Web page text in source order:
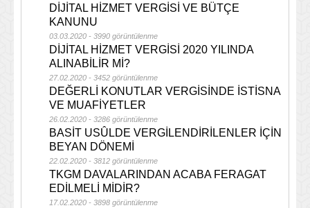
DİJİTAL HİZMET VERGİSİ VE BÜTÇE
KANUNU
03.03.2020 - 3990 görüntülenme
DİJİTAL HİZMET VERGİSİ 2020 YILINDA
ALINABİLİR Mİ?
27.02.2020 - 3452 görüntülenme
DEĞERLİ KONUTLAR VERGİSİNDE İSTİSNA
VE MUAFİYETLER
26.02.2020 - 3286 görüntülenme
BASİT USÛLDE VERGİLENDİRİLENLER İÇİN
BEYAN DÖNEMİ
22.02.2020 - 3812 görüntülenme
TKGM DAVALARINDAN ACABA FERAGAT
EDİLMELİ MİDİR?
17.02.2020 - 3898 görüntülenme